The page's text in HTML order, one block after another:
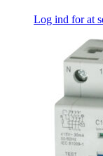
Log ind for at